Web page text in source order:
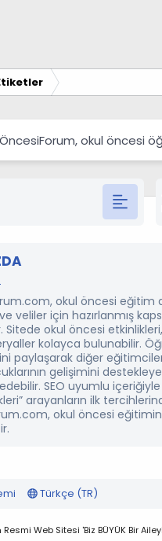
okul öncesi
okul öncesi eğitim
veliler için hazırlanmış
okul öncesi
kolayca bulunabilir.
paylaşarak diğer
gelişimini
SEO uyumlu içeriğiyle
arayanların ilk
okul öncesi
Türkçe (TR)
Web Sitesi 'Biz BÜYÜK Bir